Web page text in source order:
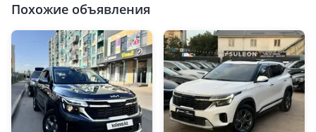
Похожие объявления